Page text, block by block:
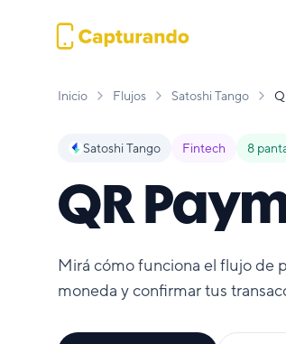
Inicio Flujos Satoshi Tango
Satoshi Tango Fintech 8
QR
Mirá cómo funciona el flujo de
moneda y confirmar tus